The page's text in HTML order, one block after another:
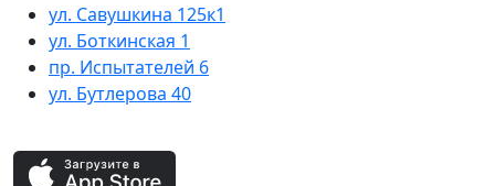
ул. Савушкина 125к1
ул. Боткинская 1
пр. Испытателей 6
ул. Бутлерова 40